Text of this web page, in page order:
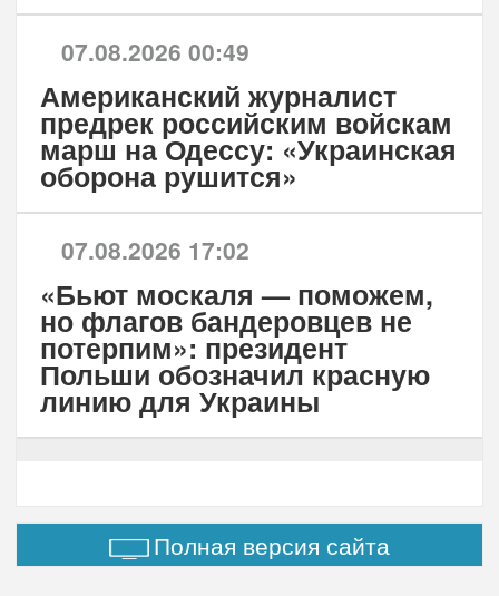
07.08.2026 00:49
Американский журналист
предрек российским войскам
марш на Одессу: «Украинская
оборона рушится»
07.08.2026 17:02
«Бьют москаля — поможем,
но флагов бандеровцев не
потерпим»: президент
Польши обозначил красную
линию для Украины
Полная версия сайта